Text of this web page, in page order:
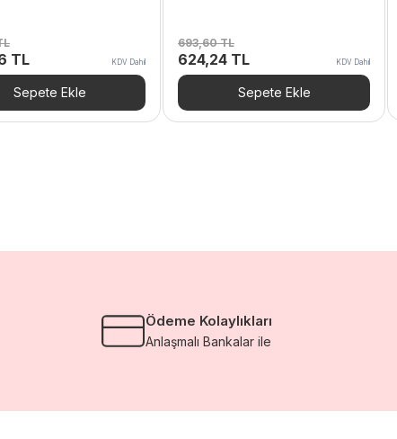
TL.
TL
andaki
fiyat:
660,96 TL.
KDV Dahil
Sepete Ekle
693,60TL
Orijinal
fiyat:
693,60 TL.
624,24 TL
andaki
fiyat:
624,24 TL.
KDV Dahil
Sepete Ekle
Ödeme Kolaylıkları
Anlaşmalı Bankalar ile